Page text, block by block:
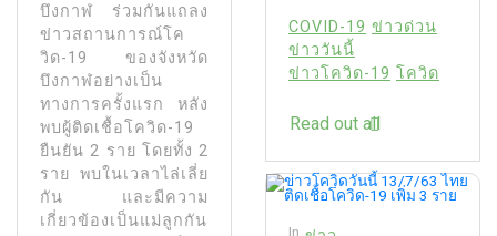
บึงกาฬ ร่วมกันแถลง
ข่าวสถานการณ์โค
วิด-19 ของจังหวัด
บึงกาฬอย่างเป็น
ทางการครั้งแรก หลัง
พบผู้ติดเชื้อโควิด-19
ยืนยัน 2 ราย โดยทั้ง 2
ราย พบในเวลาไล่เลี่ย
กัน และมีความ
เกี่ยวข้องเป็นแม่ลูกกัน
COVID-19 ข่าวด่วน
ข่าววันนี้
ข่าวโควิด-19 โควิด
Read out all
In